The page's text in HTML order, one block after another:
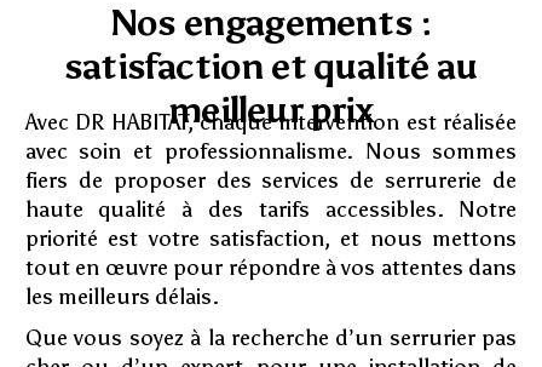
Nos engagements :
satisfaction et qualité au
meilleur prix
Avec DR HABITAT, chaque intervention est réalisée
avec soin et professionnalisme. Nous sommes
fiers de proposer des services de serrurerie de
haute qualité à des tarifs accessibles. Notre
priorité est votre satisfaction, et nous mettons
tout en œuvre pour répondre à vos attentes dans
les meilleurs délais.
Que vous soyez à la recherche d’un serrurier pas